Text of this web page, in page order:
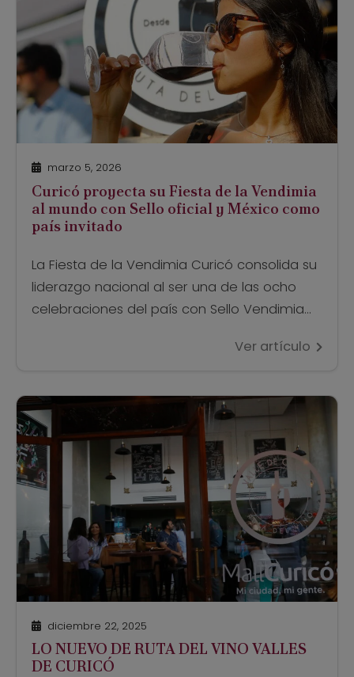
marzo 5, 2026
Curicó proyecta su Fiesta de la Vendimia
al mundo con Sello oficial y México como
país invitado
La Fiesta de la Vendimia Curicó consolida su
liderazgo nacional al ser una de las ocho
celebraciones del país con Sello Vendimia
XXXVII, vuelve a realizarse en el Parque La
la identidad de un territorio profundamente
ligado a […]
Ver artículo
diciembre 22, 2025
LO NUEVO DE RUTA DEL VINO VALLES
DE CURICÓ